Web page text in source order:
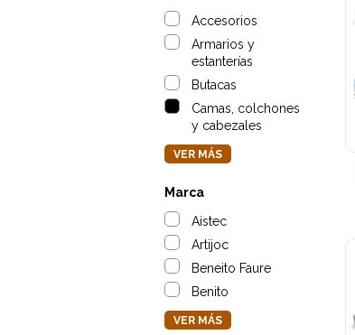
Accesorios
Armarios y
estanterías
Butacas
Camas, colchones
y cabezales
VER MÁS
Marca
Aistec
Artijoc
Beneito Faure
Benito
VER MÁS